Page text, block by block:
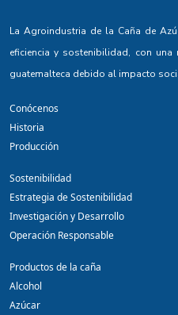
La Agroindustria de la Caña de
eficiencia y sostenibilidad, con
guatemalteca debido al impacto
Conócenos
Historia
Producción
Sostenibilidad
Estrategia de Sostenibilidad
Investigación y Desarrollo
Operación Responsable
Productos de la caña
Alcohol
Azúcar